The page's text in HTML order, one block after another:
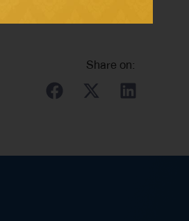
Share on: